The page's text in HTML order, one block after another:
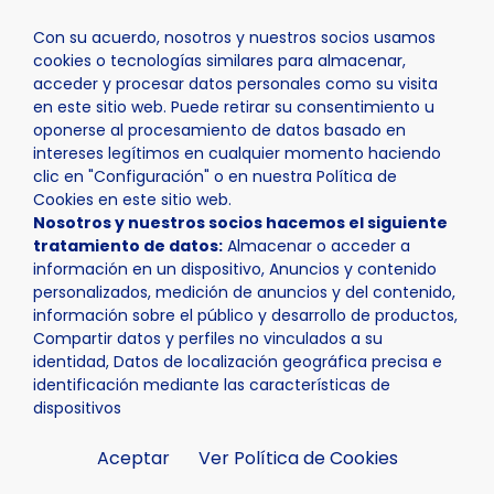
Con su acuerdo, nosotros y nuestros socios usamos
cookies o tecnologías similares para almacenar,
acceder y procesar datos personales como su visita
en este sitio web. Puede retirar su consentimiento u
oponerse al procesamiento de datos basado en
intereses legítimos en cualquier momento haciendo
clic en "Configuración" o en nuestra Política de
Cookies en este sitio web.
Nosotros y nuestros socios hacemos el siguiente
tratamiento de datos: Almacenar o acceder a
información en un dispositivo, Anuncios y contenido
personalizados, medición de anuncios y del contenido,
información sobre el público y desarrollo de productos,
Compartir datos y perfiles no vinculados a su
identidad, Datos de localización geográfica precisa e
identificación mediante las características de
dispositivos
Aceptar Ver Política de Cookies
Inicio Actualidad Noticias Noticia - La Nucía